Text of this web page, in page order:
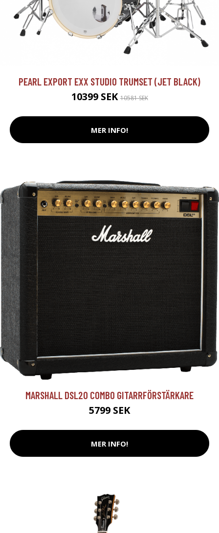
PEARL EXPORT EXX STUDIO TRUMSET (JET BLACK)
10399 SEK10581 SEK
MER INFO!
MARSHALL DSL20 COMBO GITARRFÖRSTÄRKARE
5799 SEK
MER INFO!